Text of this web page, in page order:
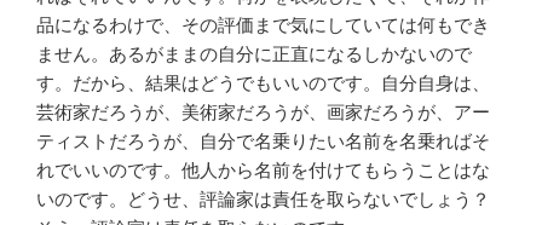
品になるわけで、その評価まで気にしていては何もでき
ません。あるがままの自分に正直になるしかないので
す。だから、結果はどうでもいいのです。自分自身は、
芸術家だろうが、美術家だろうが、画家だろうが、アー
ティストだろうが、自分で名乗りたい名前を名乗ればそ
れでいいのです。他人から名前を付けてもらうことはな
いのです。どうせ、評論家は責任を取らないでしょう？